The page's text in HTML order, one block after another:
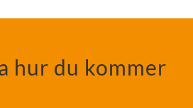
hur du kommer